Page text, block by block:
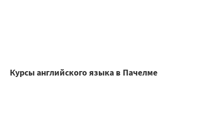
Курсы английского языка в Пачелме